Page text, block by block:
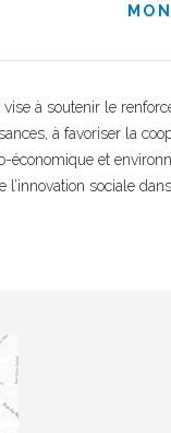
à soutenir le
à favoriser la
économique et
sociale